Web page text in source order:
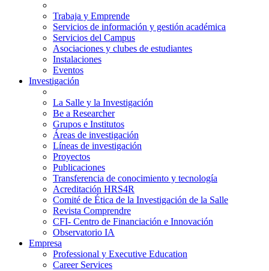
Trabaja y Emprende
Servicios de información y gestión académica
Servicios del Campus
Asociaciones y clubes de estudiantes
Instalaciones
Eventos
Investigación
La Salle y la Investigación
Be a Researcher
Grupos e Institutos
Áreas de investigación
Líneas de investigación
Proyectos
Publicaciones
Transferencia de conocimiento y tecnología
Acreditación HRS4R
Comité de Ética de la Investigación de la Salle
Revista Comprendre
CFI- Centro de Financiación e Innovación
Observatorio IA
Empresa
Professional y Executive Education
Career Services